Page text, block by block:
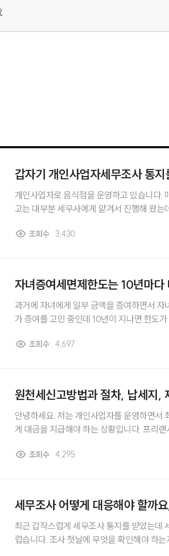
갑자기 개인사업자세무조사 통
할까요?
개인사업자로 음식점을 운영하고 있습니다.
고는 대부분 세무사에게 맡겨서 진행해 왔
게 추징되는 경우도 많다고 해서 걱정이 됩니
조회수 3,430
자녀증여세면제한도는 10년마
과거에 자녀에게 일부 금액을 증여하면서
가 증여를 고민 중인데 10년이 지나면 한도
다 다시 적용되는게 맞나요?
조회수 4,697
원천세신고방법과 절차, 납세지,
내받고 싶습니다.
안녕하세요. 저는 개인사업자를 운영하면서
게 대금을 지급해야 하는 상황입니다. 프리
식으로 원천세를 신고하고 납부해야 하는지,
조회수 4,295
세무조사 어떻게 대응해야 할까
요?
최근 갑작스럽게 세무조사 통지를 받았는데
럽습니다. 조사 첫날에 무엇을 확인해야 하